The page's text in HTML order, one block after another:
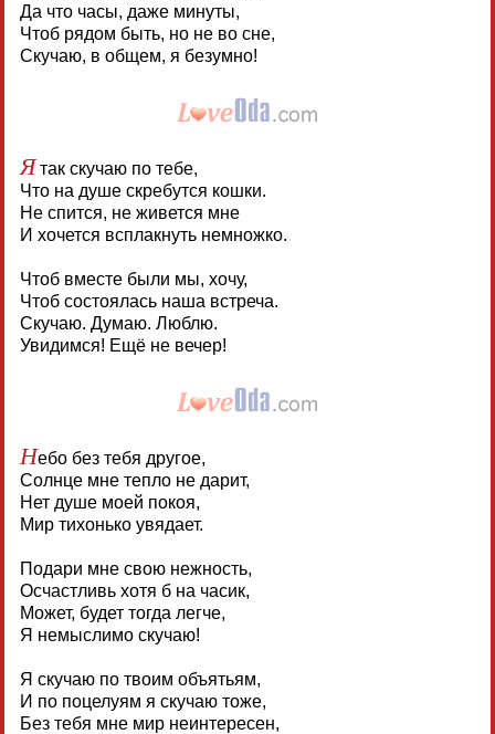
Да что часы, даже минуты,
Чтоб рядом быть, но не во сне,
Скучаю, в общем, я безумно!
Ятак скучаю по тебе,
Что на душе скребутся кошки.
Не спится, не живется мне
И хочется всплакнуть немножко.
Чтоб вместе были мы, хочу,
Чтоб состоялась наша встреча.
Скучаю. Думаю. Люблю.
Увидимся! Ещё не вечер!
Небо без тебя другое,
Солнце мне тепло не дарит,
Нет душе моей покоя,
Мир тихонько увядает.
Подари мне свою нежность,
Осчастливь хотя б на часик,
Может, будет тогда легче,
Я немыслимо скучаю!
Я скучаю по твоим объятьям,
И по поцелуям я скучаю тоже,
Без тебя мне мир неинтересен,